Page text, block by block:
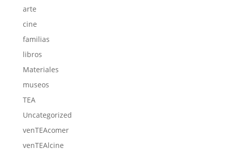
arte
cine
familias
libros
Materiales
museos
TEA
Uncategorized
venTEAcomer
venTEAlcine